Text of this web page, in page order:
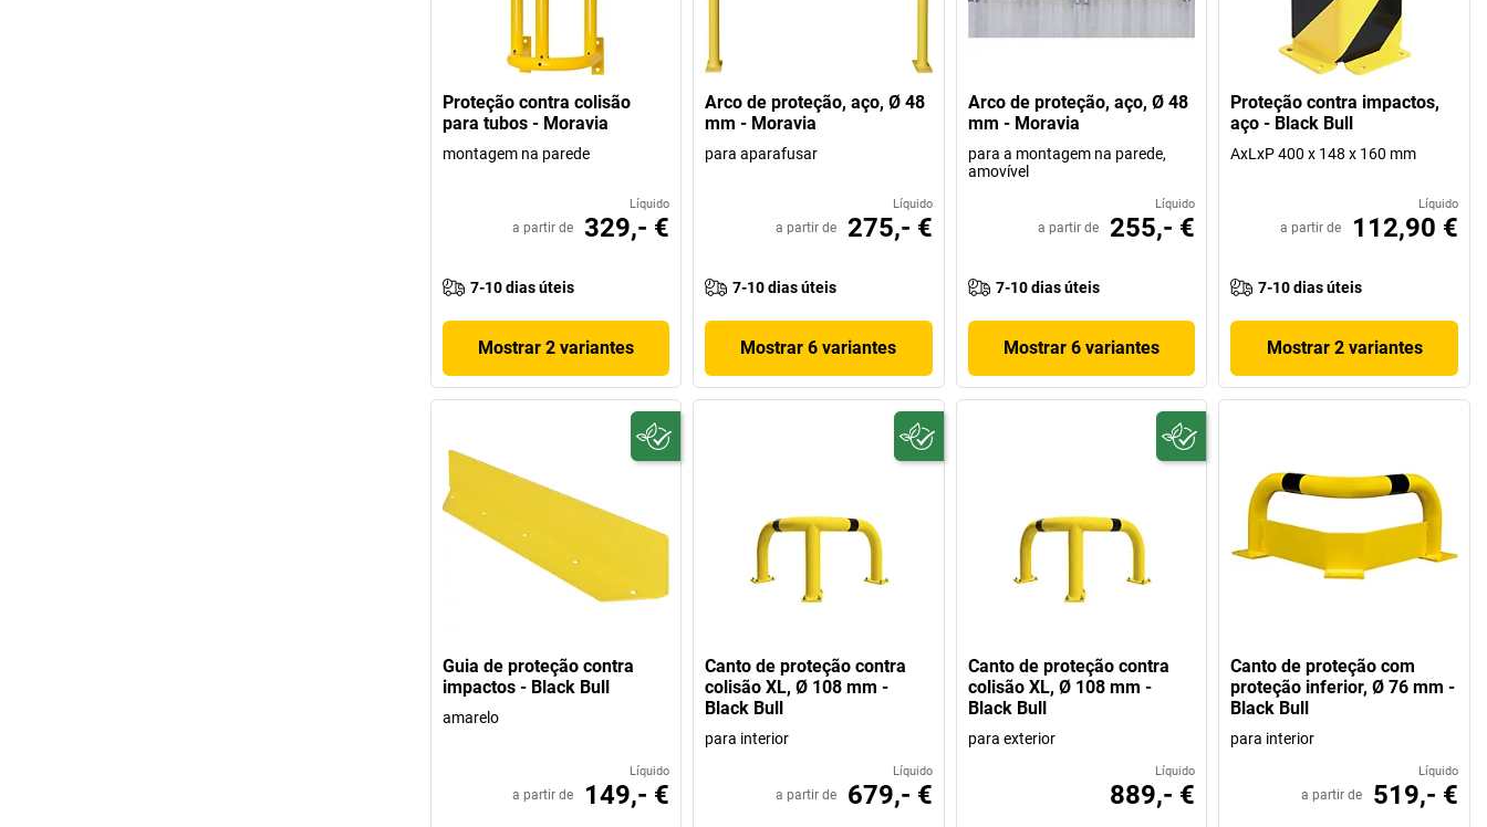
Proteção contra colisão
para tubos - Moravia
montagem na parede
Líquido
a partir de 329,- €
7-10 dias úteis
Mostrar 2 variantes
Arco de proteção, aço, Ø 48
mm - Moravia
para aparafusar
Líquido
a partir de 275,- €
7-10 dias úteis
Mostrar 6 variantes
Arco de proteção, aço, Ø 48
mm - Moravia
para a montagem na parede,
amovível
Líquido
a partir de 255,- €
7-10 dias úteis
Mostrar 6 variantes
Proteção contra impactos,
aço - Black Bull
AxLxP 400 x 148 x 160 mm
Líquido
a partir de 112,90 €
7-10 dias úteis
Mostrar 2 variantes
Guia de proteção contra
impactos - Black Bull
amarelo
Líquido
a partir de 149,- €
Canto de proteção contra
colisão XL, Ø 108 mm -
Black Bull
para interior
Líquido
a partir de 679,- €
Canto de proteção contra
colisão XL, Ø 108 mm -
Black Bull
para exterior
Líquido
889,- €
Canto de proteção com
proteção inferior, Ø 76 mm -
Black Bull
para interior
Líquido
a partir de 519,- €